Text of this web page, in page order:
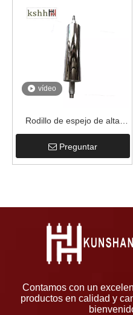
vídeo
Rodillo de espejo de alta
calidad para máquina de
recubrimiento
Preguntar
Contamos con un
productos en calidad y